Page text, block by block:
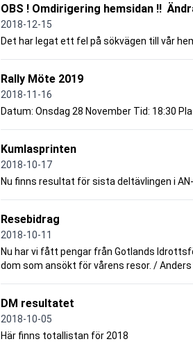
OBS ! Omdirigering hemsidan !!
2018-12-15
Det har legat ett fel på sökvägen till vår
Rally Möte 2019
2018-11-16
Datum: Onsdag 28 November Tid: 18:30
Kumlasprinten
2018-10-17
Nu finns resultat för sista deltävlingen i
Resebidrag
2018-10-11
Nu har vi fått pengar från Gotlands
dom som ansökt för vårens resor. /
DM resultatet
2018-10-05
Här finns totallistan för 2018